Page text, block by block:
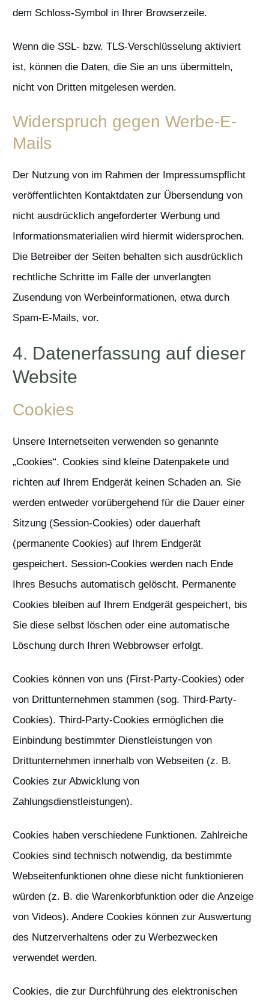
dem Schloss-Symbol in Ihrer Browserzeile.
Wenn die SSL- bzw. TLS-Verschlüsselung aktiviert
ist, können die Daten, die Sie an uns übermitteln,
nicht von Dritten mitgelesen werden.
Widerspruch gegen Werbe-E-
Mails
Der Nutzung von im Rahmen der Impressumspflicht
veröffentlichten Kontaktdaten zur Übersendung von
nicht ausdrücklich angeforderter Werbung und
Informationsmaterialien wird hiermit widersprochen.
Die Betreiber der Seiten behalten sich ausdrücklich
rechtliche Schritte im Falle der unverlangten
Zusendung von Werbeinformationen, etwa durch
Spam-E-Mails, vor.
4. Datenerfassung auf dieser
Website
Cookies
Unsere Internetseiten verwenden so genannte
„Cookies“. Cookies sind kleine Datenpakete und
richten auf Ihrem Endgerät keinen Schaden an. Sie
werden entweder vorübergehend für die Dauer einer
Sitzung (Session-Cookies) oder dauerhaft
(permanente Cookies) auf Ihrem Endgerät
gespeichert. Session-Cookies werden nach Ende
Ihres Besuchs automatisch gelöscht. Permanente
Cookies bleiben auf Ihrem Endgerät gespeichert, bis
Sie diese selbst löschen oder eine automatische
Löschung durch Ihren Webbrowser erfolgt.
Cookies können von uns (First-Party-Cookies) oder
von Drittunternehmen stammen (sog. Third-Party-
Cookies). Third-Party-Cookies ermöglichen die
Einbindung bestimmter Dienstleistungen von
Drittunternehmen innerhalb von Webseiten (z. B.
Cookies zur Abwicklung von
Zahlungsdienstleistungen).
Cookies haben verschiedene Funktionen. Zahlreiche
Cookies sind technisch notwendig, da bestimmte
Webseitenfunktionen ohne diese nicht funktionieren
würden (z. B. die Warenkorbfunktion oder die Anzeige
von Videos). Andere Cookies können zur Auswertung
des Nutzerverhaltens oder zu Werbezwecken
verwendet werden.
Cookies, die zur Durchführung des elektronischen